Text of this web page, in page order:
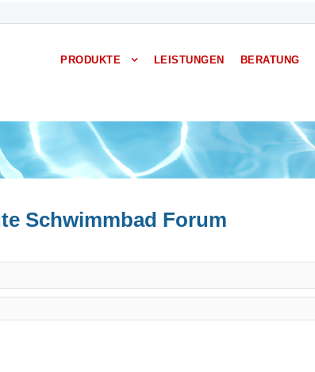
PRODUKTE LEISTUNGEN BERATUNG
Schwimmbad Forum